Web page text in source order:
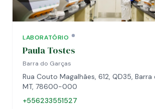
LABORATÓRIO
Paula Tostes
Barra do Garças
Rua Couto Magalhães, 612, QD35,
MT, 78600-000
+556233551527